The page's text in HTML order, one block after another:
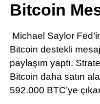
Bitcoin
Michael Saylor
Bitcoin destekli
paylaşım yaptı.
Bitcoin daha satın
592.000 BTC’ye